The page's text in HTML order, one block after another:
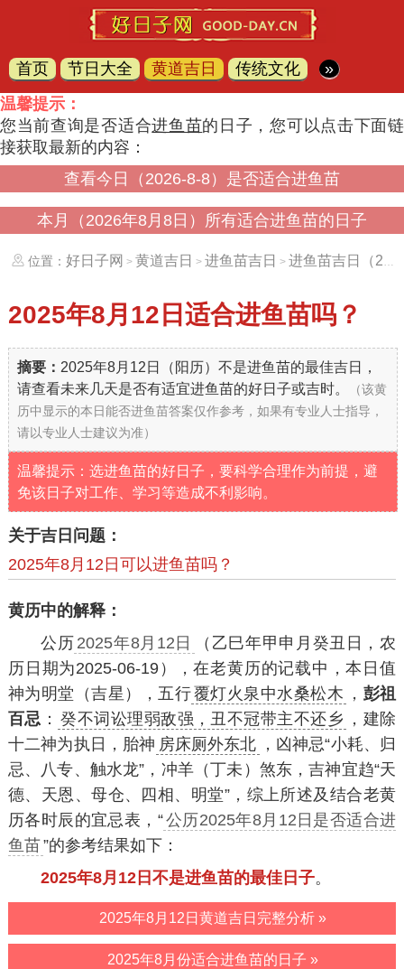
首页 节日大全 黄道吉日 传统文化
»
温馨提示：
您当前查询是否适合进鱼苗的日子，您可以点击下面链
接获取最新的内容：
查看今日（2026-8-8）是否适合进鱼苗
本月（2026年8月8日）所有适合进鱼苗的日子
位置： 好日子网 > 黄道吉日 > 进鱼苗吉日 > 进鱼苗吉日（20250812）
2025年8月12日 适合进鱼苗吗？
摘要： 2025年8月12日（阳历）不是进鱼苗的最佳吉日，
请查看未来几天是否有适宜进鱼苗的好日子或吉时。
（该黄
历中显示的本日能否进鱼苗答案仅作参考，如果有专业人士指导，
请以专业人士建议为准）
温馨提示：选进鱼苗的好日子，要科学合理作为前提，避
免该日子对工作、学习等造成不利影响。
关于吉日问题：
2025年8月12日可以进鱼苗吗？
黄历中的解释：
公历 2025年8月12日
（乙巳年甲申月癸丑日，农
历日期为2025-06-19），在老黄历的记载中，本日值
神为明堂（吉星），五行覆灯火泉中水桑松木 ， 彭祖
百忌 ： 癸不词讼理弱敌强，丑不冠带主不还乡 ，建除
十二神为执日，胎神 房床厕外东北 ，凶神忌“小耗、归
忌、八专、触水龙”，冲羊（丁未）煞东，吉神宜趋“天
德、天恩、母仓、四相、明堂”，综上所述及结合老黄
历各时辰的宜忌表，“公历2025年8月12日是否适合进
鱼苗”的参考结果如下：
2025年8月12日不是进鱼苗的最佳日子。
2025年8月12日黄道吉日完整分析 »
2025年8月份适合进鱼苗的日子 »